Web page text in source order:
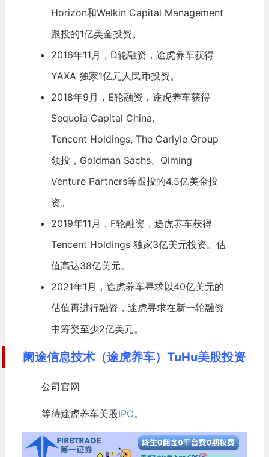
Horizon和Welkin Capital Management
跟投的1亿美金投资。
2016年11月，D轮融资，途虎养车获得
YAXA 独家1亿元人民币投资。
2018年9月，E轮融资，途虎养车获得
Sequoia Capital China,
Tencent Holdings, The Carlyle Group
领投， Goldman Sachs、Qiming
Venture Partners等跟投的4.5亿美金投
资。
2019年11月，F轮融资，途虎养车获得
Tencent Holdings独家3亿美元投资。估
值高达38亿美元。
2021年1月，途虎养车寻求以40亿美元的
估值再进行融资，途虎寻求在新一轮融资
中筹资至少2亿美元。
阑途信息技术（途虎养车）TuHu美股投资
公司官网
等待途虎养车美股IPO。